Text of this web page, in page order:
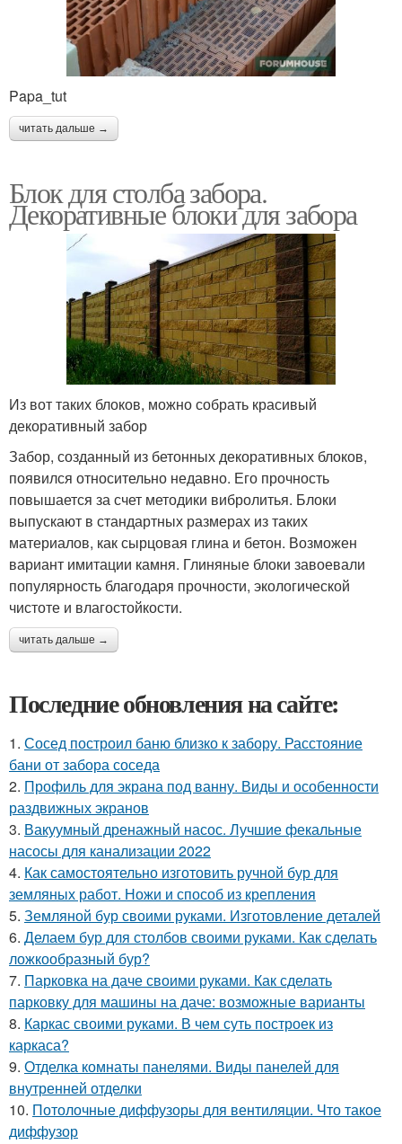
Papa_tut
читать дальше →
Блок для столба забора.
Декоративные блоки для забора
Из вот таких блоков, можно собрать красивый
декоративный забор
Забор, созданный из бетонных декоративных блоков,
появился относительно недавно. Его прочность
повышается за счет методики вибролитья. Блоки
выпускают в стандартных размерах из таких
материалов, как сырцовая глина и бетон. Возможен
вариант имитации камня. Глиняные блоки завоевали
популярность благодаря прочности, экологической
чистоте и влагостойкости.
читать дальше →
Последние обновления на сайте:
1. Сосед построил баню близко к забору. Расстояние
бани от забора соседа
2. Профиль для экрана под ванну. Виды и особенности
раздвижных экранов
3. Вакуумный дренажный насос. Лучшие фекальные
насосы для канализации 2022
4. Как самостоятельно изготовить ручной бур для
земляных работ. Ножи и способ из крепления
5. Земляной бур своими руками. Изготовление деталей
6. Делаем бур для столбов своими руками. Как сделать
ложкообразный бур?
7. Парковка на даче своими руками. Как сделать
парковку для машины на даче: возможные варианты
8. Каркас своими руками. В чем суть построек из
каркаса?
9. Отделка комнаты панелями. Виды панелей для
внутренней отделки
10. Потолочные диффузоры для вентиляции. Что такое
диффузор